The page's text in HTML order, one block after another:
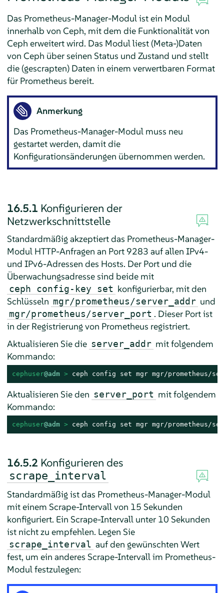
Das Prometheus-Manager-Modul ist ein Modul
innerhalb von Ceph, mit dem die Funktionalität von
Ceph erweitert wird. Das Modul liest (Meta-)Daten
von Ceph über seinen Status und Zustand und stellt
die (gescrapten) Daten in einem verwertbaren Format
für Prometheus bereit.
Anmerkung
Das Prometheus-Manager-Modul muss neu
gestartet werden, damit die
Konfigurationsänderungen übernommen werden.
16.5.1 Konfigurieren der
Netzwerkschnittstelle
Standardmäßig akzeptiert das Prometheus-Manager-
Modul HTTP-Anfragen an Port 9283 auf allen IPv4-
und IPv6-Adressen des Hosts. Der Port und die
Überwachungsadresse sind beide mit
ceph config-key set konfigurierbar, mit den
Schlüsseln mgr/prometheus/server_addr und
mgr/prometheus/server_port . Dieser Port ist
in der Registrierung von Prometheus registriert.
Aktualisieren Sie die server_addr mit folgendem
Kommando:
cephuser@adm > ceph config set mgr mgr/prometheus/
Aktualisieren Sie den server_port mit folgendem
Kommando:
cephuser@adm > ceph config set mgr mgr/prometheus/
16.5.2 Konfigurieren des
scrape_interval
Standardmäßig ist das Prometheus-Manager-Modul
mit einem Scrape-Intervall von 15 Sekunden
konfiguriert. Ein Scrape-Intervall unter 10 Sekunden
ist nicht zu empfehlen. Legen Sie
scrape_interval auf den gewünschten Wert
fest, um ein anderes Scrape-Intervall im Prometheus-
Modul festzulegen: